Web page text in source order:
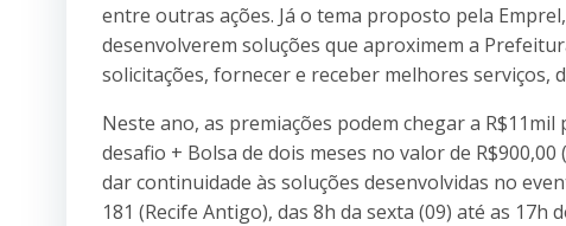
entre outras ações. Já o tema proposto pela
desenvolverem soluções que aproximem a
solicitações, fornecer e receber melhores serviços,
Neste ano, as premiações podem chegar a
desafio + Bolsa de dois meses no valor de
dar continuidade às soluções desenvolvidas no
181 (Recife Antigo), das 8h da sexta (09) até as 17h